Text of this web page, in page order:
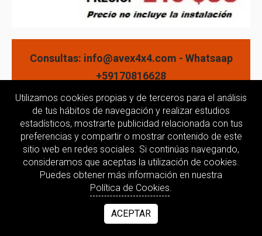
Consultas: info@avex4x4.com - Whatsaap
+59170816628
Utilizamos cookies propias y de terceros para el análisis
de tus hábitos de navegación y realizar estudios
estadísticos, mostrarte publicidad relacionada con tus
preferencias y compartir o mostrar contenido de este
sitio web en redes sociales. Si continúas navegando,
consideramos que aceptas la utilización de cookies.
Puedes obtener más información en nuestra
Política de Cookies.
ACEPTAR